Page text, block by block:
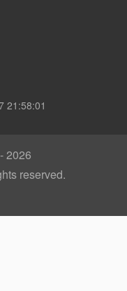
21:58:01
2026
reserved.